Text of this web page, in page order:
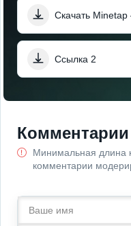
Ссылка 2
Комментарии
Минимальная длина
комментарии